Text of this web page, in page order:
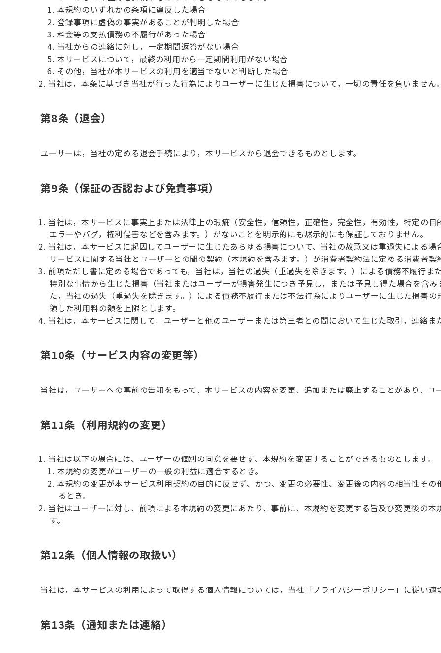
本規約のいずれかの条項に違反した場合
登録事項に虚偽の事実があることが判明した場合
料金等の支払債務の不履行があった場合
当社からの連絡に対し，一定期間返答がない場合
本サービスについて，最終の利用から一定期間利用がない場合
その他，当社が本サービスの利用を適当でないと判断した場合
当社は，本条に基づき当社が行った行為によりユーザーに生じた損害について，一切の責任を負いません。
第8条（退会）
ユーザーは，当社の定める退会手続により，本サービスから退会できるものとします。
第9条（保証の否認および免責事項）
当社は，本サービスに事実上または法律上の瑕疵（安全性，信頼性，正確性，完全性，有効性，特定の目
エラーやバグ，権利侵害などを含みます。）がないことを明示的にも黙示的にも保証しておりません。
当社は，本サービスに起因してユーザーに生じたあらゆる損害について、当社の故意又は重過失による
サービスに関する当社とユーザーとの間の契約（本規約を含みます。）が消費者契約法に定める消費者契
前項ただし書に定める場合であっても，当社は，当社の過失（重過失を除きます。）による債務不履行ま
特別な事情から生じた損害（当社またはユーザーが損害発生につき予見し，または予見し得た場合を含
た，当社の過失（重過失を除きます。）による債務不履行または不法行為によりユーザーに生じた損害
領した利用料の額を上限とします。
当社は，本サービスに関して，ユーザーと他のユーザーまたは第三者との間において生じた取引，連絡ま
第10条（サービス内容の変更等）
当社は，ユーザーへの事前の告知をもって、本サービスの内容を変更、追加または廃止することがあり、ユ
第11条（利用規約の変更）
当社は以下の場合には、ユーザーの個別の同意を要せず、本規約を変更することができるものとします。
本規約の変更がユーザーの一般の利益に適合するとき。
本規約の変更が本サービス利用契約の目的に反せず、かつ、変更の必要性、変更後の内容の相当性そ
るとき。
当社はユーザーに対し、前項による本規約の変更にあたり、事前に、本規約を変更する旨及び変更後の
す。
第12条（個人情報の取扱い）
当社は，本サービスの利用によって取得する個人情報については，当社「プライバシーポリシー」に従い適
第13条（通知または連絡）